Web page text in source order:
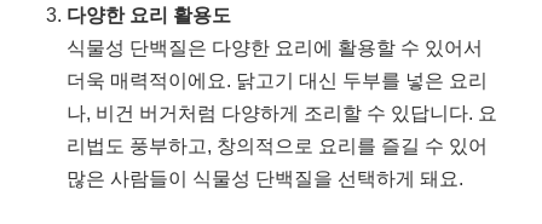
다양한 요리 활용도
식물성 단백질은 다양한 요리에 활용할 수 있어서
더욱 매력적이에요. 닭고기 대신 두부를 넣은 요리
나, 비건 버거처럼 다양하게 조리할 수 있답니다. 요
리법도 풍부하고, 창의적으로 요리를 즐길 수 있어
많은 사람들이 식물성 단백질을 선택하게 돼요.